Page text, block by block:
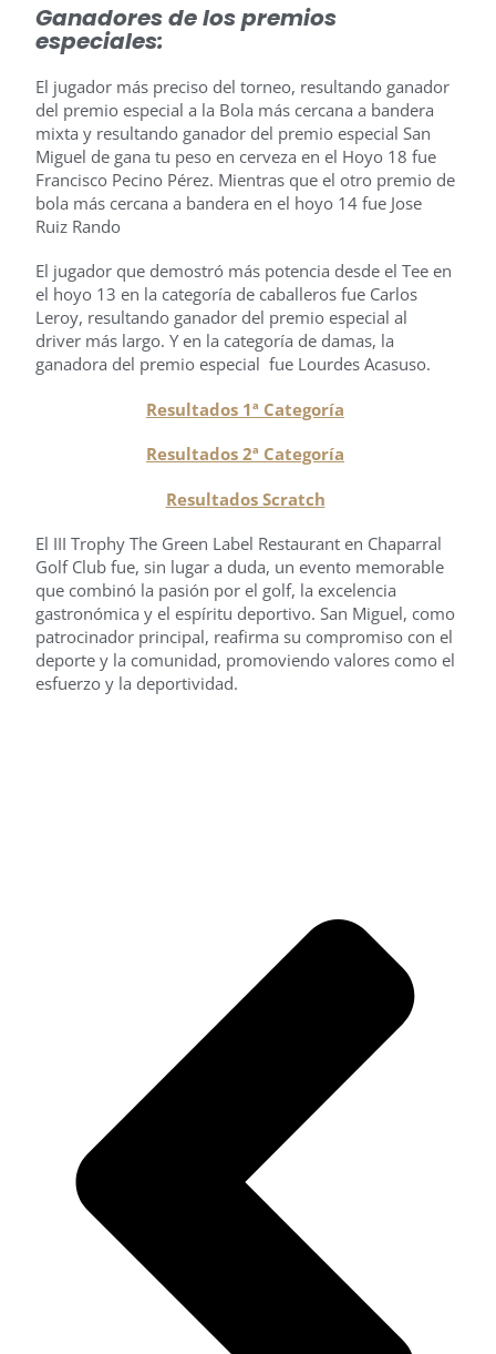
Ganadores de los premios
especiales:
El jugador más preciso del torneo, resultando ganador
del premio especial a la Bola más cercana a bandera
mixta y resultando ganador del premio especial San
Miguel de gana tu peso en cerveza en el Hoyo 18 fue
Francisco Pecino Pérez. Mientras que el otro premio de
bola más cercana a bandera en el hoyo 14 fue Jose
Ruiz Rando
El jugador que demostró más potencia desde el Tee en
el hoyo 13 en la categoría de caballeros fue Carlos
Leroy, resultando ganador del premio especial al
driver más largo. Y en la categoría de damas, la
ganadora del premio especial fue Lourdes Acasuso.
Resultados 1ª Categoría
Resultados 2ª Categoría
Resultados Scratch
El III Trophy The Green Label Restaurant en Chaparral
Golf Club fue, sin lugar a duda, un evento memorable
que combinó la pasión por el golf, la excelencia
gastronómica y el espíritu deportivo. San Miguel, como
patrocinador principal, reafirma su compromiso con el
deporte y la comunidad, promoviendo valores como el
esfuerzo y la deportividad.